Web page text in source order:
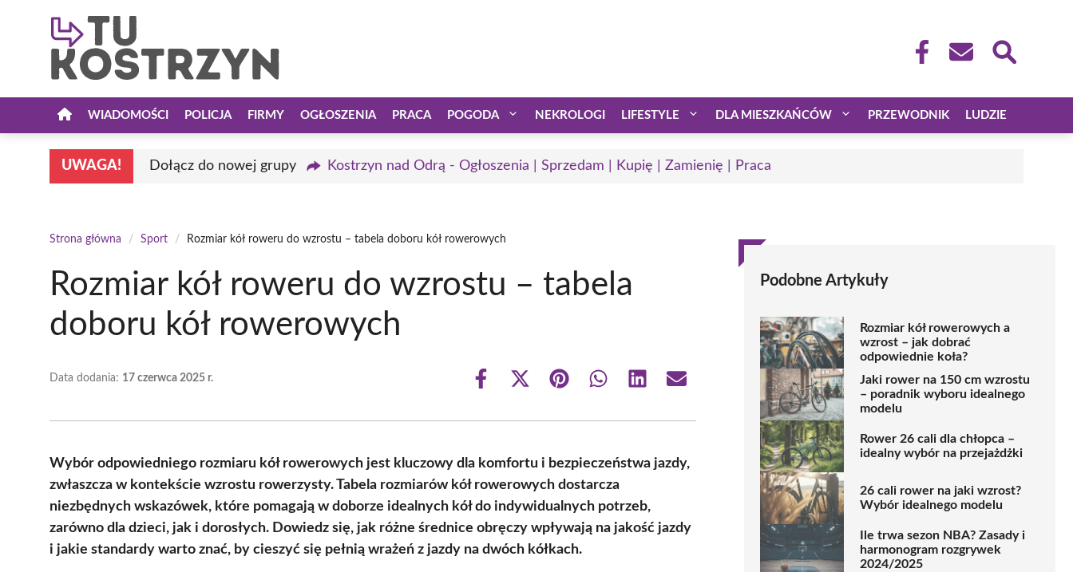
WIADOMOŚCI POLICJA FIRMY OGŁOSZENIA PRACA POGODA NEKROLOGI LIFESTYLE DLA MIESZKAŃCÓW PRZEWODNIK LUDZIE
UWAGA! Dołącz do nowej grupy Kostrzyn nad Odrą - Ogłoszenia | Sprzedam | Kupię | Zamienię | Praca
Strona główna / Sport / Rozmiar kół roweru do wzrostu – tabela doboru kół rowerowych
Rozmiar kół roweru do wzrostu – tabela
doboru kół rowerowych
Data dodania: 17 czerwca 2025 r.
Share
Share
(Twitter)
Share Share Share Share
Wybór odpowiedniego rozmiaru kół rowerowych jest kluczowy dla komfortu i bezpieczeństwa jazdy,
zwłaszcza w kontekście wzrostu rowerzysty. Tabela rozmiarów kół rowerowych dostarcza
niezbędnych wskazówek, które pomagają w doborze idealnych kół do indywidualnych potrzeb,
zarówno dla dzieci, jak i dorosłych. Dowiedz się, jak różne średnice obręczy wpływają na jakość jazdy
i jakie standardy warto znać, by cieszyć się pełnią wrażeń z jazdy na dwóch kółkach.
Podobne Artykuły
Rozmiar kół rowerowych a
wzrost – jak dobrać
odpowiednie koła?
Jaki rower na 150 cm wzrostu
– poradnik wyboru idealnego
modelu
Rower 26 cali dla chłopca –
idealny wybór na przejażdżki
26 cali rower na jaki wzrost?
Wybór idealnego modelu
Ile trwa sezon NBA? Zasady i
harmonogram rozgrywek
2024/2025